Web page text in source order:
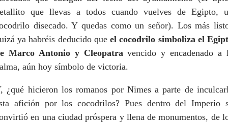
que llevas a todos cuando vuelves de Egipto,
disecado. Y quedas como un señor). Los más
ya habréis deducido queel cocodrilo simboliza el
Marco Antonio y Cleopatravencido y encadenado a
aún hoy símbolo de victoria.
¿qué hicieron los romanos por Nimes a parte de
afición por los cocodrilos? Pues dentro del Imperio
en una ciudad próspera y llena de monumentos, de